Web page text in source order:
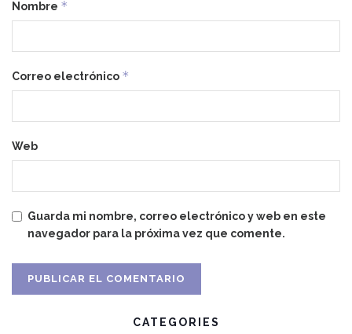
Nombre *
Correo electrónico *
Web
Guarda mi nombre, correo electrónico y web en este
navegador para la próxima vez que comente.
CATEGORIES